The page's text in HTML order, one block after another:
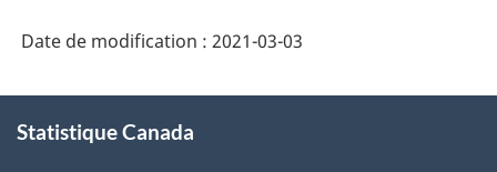
Date de modification : 2021-03-03
propos
Statistique Canada